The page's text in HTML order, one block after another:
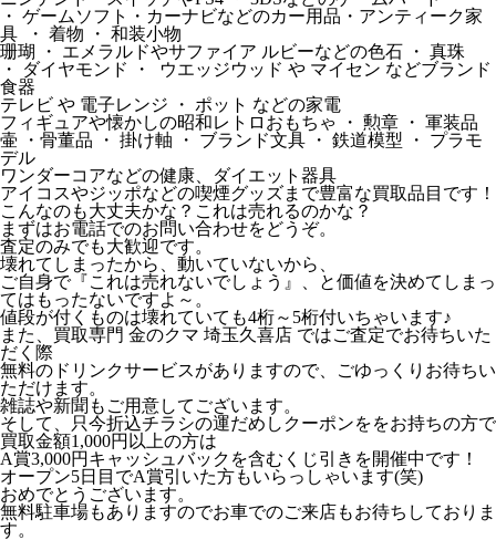
・ ゲームソフト・カーナビなどのカー用品・アンティーク家
具 ・ 着物 ・ 和装小物
珊瑚 ・ エメラルドやサファイア ルビーなどの色石 ・ 真珠
・ ダイヤモンド ・ ウエッジウッド や マイセン などブランド
食器
テレビ や 電子レンジ ・ ポット などの家電
フィギュアや懐かしの昭和レトロおもちゃ ・ 勲章 ・ 軍装品
壷 ・骨董品 ・ 掛け軸 ・ ブランド文具 ・ 鉄道模型 ・ プラモ
デル
ワンダーコアなどの健康、ダイエット器具
アイコスやジッポなどの喫煙グッズまで豊富な買取品目です！
こんなのも大丈夫かな？これは売れるのかな？
まずはお電話でのお問い合わせをどうぞ。
査定のみでも大歓迎です。
壊れてしまったから、動いていないから、
ご自身で『これは売れないでしょう』、と価値を決めてしまっ
てはもったないですよ～。
値段が付くものは壊れていても4桁～5桁付いちゃいます♪
また、買取専門 金のクマ 埼玉久喜店 ではご査定でお待ちいた
だく際
無料のドリンクサービスがありますので、ごゆっくりお待ちい
ただけます。
雑誌や新聞もご用意してございます。
そして、只今折込チラシの運だめしクーポンををお持ちの方で
買取金額1,000円以上の方は
A賞3,000円キャッシュバックを含むくじ引きを開催中です！
オープン5日目でA賞引いた方もいらっしゃいます(笑)
おめでとうございます。
無料駐車場もありますのでお車でのご来店もお待ちしておりま
す。